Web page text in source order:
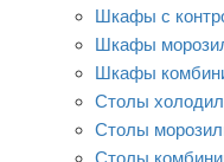
Шкафы с
Шкафы
Шкафы
Столы
Столы
Столы